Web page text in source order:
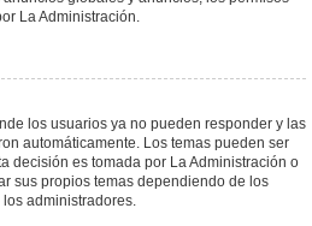
La Administración.
los usuarios ya no pueden responder y las
automáticamente. Los temas pueden ser
decisión es tomada por La Administración o
sus propios temas dependiendo de los
administradores.